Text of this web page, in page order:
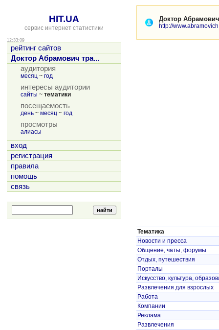
HIT.UA
сервис интернет статистики
12:33:09
рейтинг сайтов
Доктор Абрамович тра...
аудитория
месяц ~ год
интересы аудитории
сайты ~ тематики
посещаемость
день ~ месяц ~ год
просмотры
алиасы
вход
регистрация
правила
помощь
связь
Доктор
http://
Тематика
Новости и пресса
Общение, чаты, форумы
Отдых, путешествия
Порталы
Искусство, культура,
Развлечения для взрослых
Работа
Компании
Реклама
Развлечения